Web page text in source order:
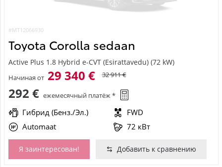
#MT12066930
Toyota Corolla sedaan
Active Plus 1.8 Hybrid e-CVT (Esirattavedu) (72 kW)
Начиная от 29 340 € 32 911 €
292 € ежемесячный платёж *
Гибрид (Бенз./Эл.)
FWD
Automaat
72 кВт
Я заинтересован! Добавить к сравнению